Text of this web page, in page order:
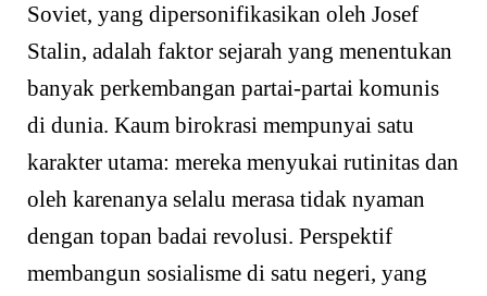
Soviet, yang dipersonifikasikan oleh Josef
Stalin, adalah faktor sejarah yang menentukan
banyak perkembangan partai-partai komunis
di dunia. Kaum birokrasi mempunyai satu
karakter utama: mereka menyukai rutinitas dan
oleh karenanya selalu merasa tidak nyaman
dengan topan badai revolusi. Perspektif
membangun sosialisme di satu negeri, yang